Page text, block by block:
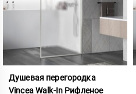
Душевая перегородка
Vincea Walk-In Рифленое